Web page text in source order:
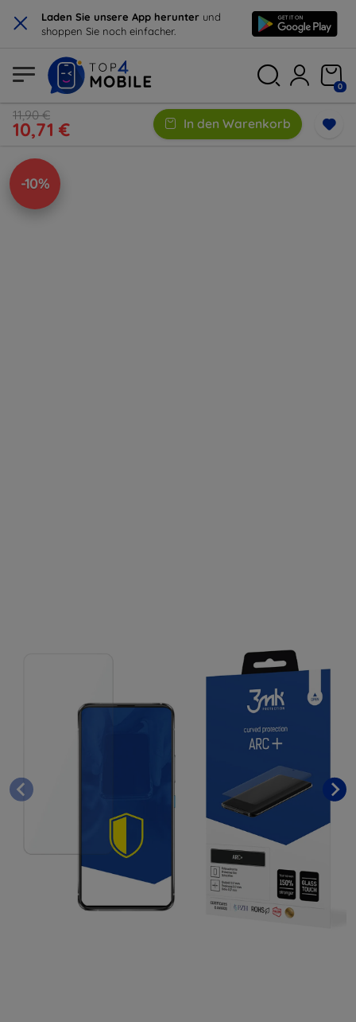
× Laden Sie unsere App herunter und
shoppen Sie noch einfacher.
0
11,90 €
10,71 € In den Warenkorb
-10%